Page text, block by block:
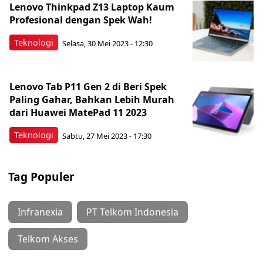
Teknologi
Lenovo Thinkpad Z13 Laptop Kaum
Profesional dengan Spek Wah!
Selasa, 30 Mei 2023 - 12:30
Teknologi
Lenovo Tab P11 Gen 2 di Beri Spek
Paling Gahar, Bahkan Lebih Murah
dari Huawei MatePad 11 2023
Sabtu, 27 Mei 2023 - 17:30
Tag Populer
Infranexia PT Telkom Indonesia
Telkom Akses